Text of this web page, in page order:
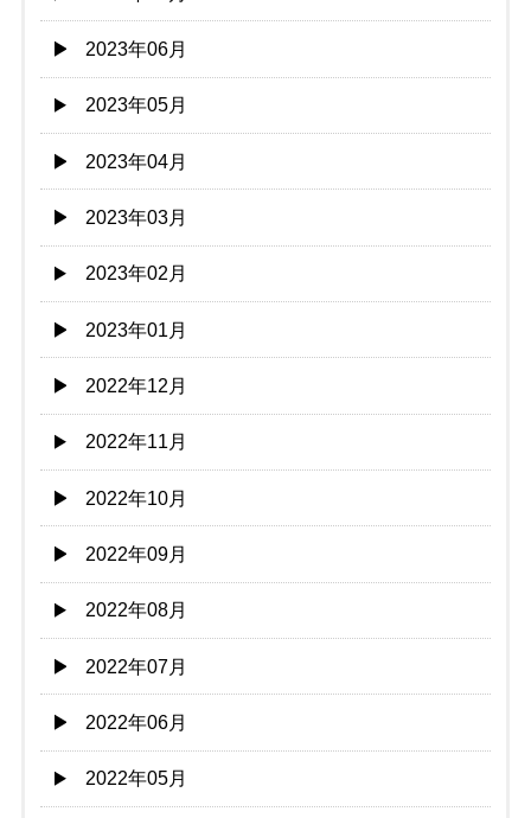
2023年06月
2023年05月
2023年04月
2023年03月
2023年02月
2023年01月
2022年12月
2022年11月
2022年10月
2022年09月
2022年08月
2022年07月
2022年06月
2022年05月